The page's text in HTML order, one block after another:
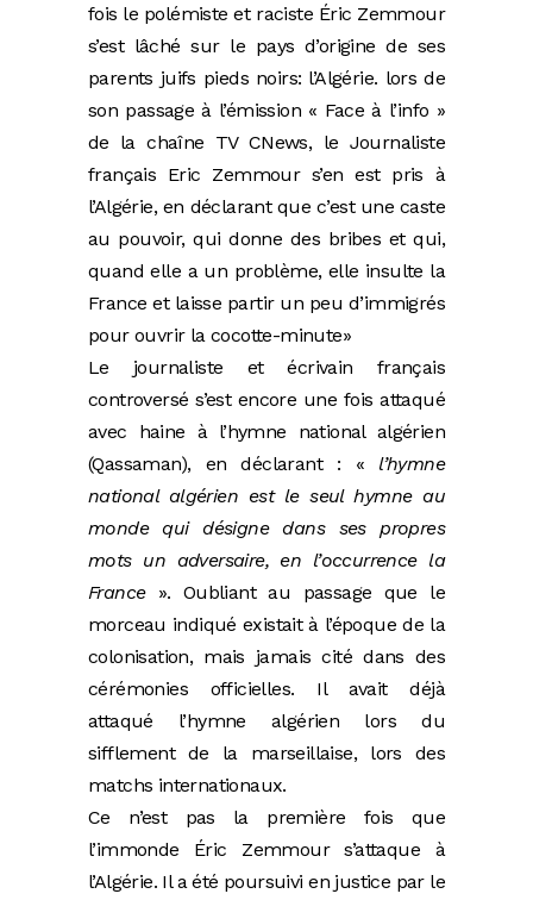
fois le polémiste et raciste Éric Zemmour
s’est lâché sur le pays d’origine de ses
parents juifs pieds noirs: l’Algérie. lors de
son passage à l’émission « Face à l’info »
de la chaîne TV CNews, le Journaliste
français Eric Zemmour s’en est pris à
l’Algérie, en déclarant que c’est une caste
au pouvoir, qui donne des bribes et qui,
quand elle a un problème, elle insulte la
France et laisse partir un peu d’immigrés
pour ouvrir la cocotte-minute»
Le journaliste et écrivain français
controversé s’est encore une fois attaqué
avec haine à l’hymne national algérien
(Qassaman), en déclarant : « l’hymne
national algérien est le seul hymne au
monde qui désigne dans ses propres
mots un adversaire, en l’occurrence la
France». Oubliant au passage que le
morceau indiqué existait à l’époque de la
colonisation, mais jamais cité dans des
cérémonies officielles. Il avait déjà
attaqué l’hymne algérien lors du
sifflement de la marseillaise, lors des
matchs internationaux.
Ce n’est pas la première fois que
l’immonde Éric Zemmour s’attaque à
l’Algérie. Il a été poursuivi en justice par le